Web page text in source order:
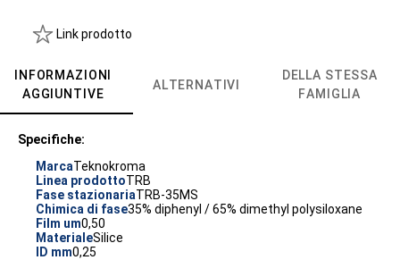
Link prodotto
INFORMAZIONI
AGGIUNTIVE
ALTERNATIVI
DELLA STESSA
FAMIGLIA
Specifiche:
MarcaTeknokroma
Linea prodottoTRB
Fase stazionariaTRB-35MS
Chimica di fase35% diphenyl / 65% dimethyl polysiloxane
Film um0,50
MaterialeSilice
ID mm0,25